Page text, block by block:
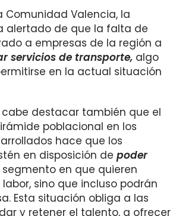
Comunidad Valencia, la
alertado de que la falta de
a empresas de la región a
servicios de transporte, algo
en la actual situación
cabe destacar también que el
poblacional en los
hace que los
en disposición de poder
en que quieren
sino que incluso podrán
Esta situación obliga a las
y retener el talento, a ofrecer